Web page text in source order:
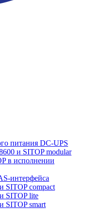
питания DC-UPS
и SITOP modular
в исполнении
интерфейса
SITOP compact
SITOP lite
SITOP smart